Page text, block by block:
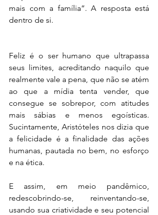
mais com a família”. A resposta está
dentro de si.
Feliz é o ser humano que ultrapassa
seus limites, acreditando naquilo que
realmente vale a pena, que não se atém
ao que a mídia tenta vender, que
consegue se sobrepor, com atitudes
mais sábias e menos egoísticas.
Sucintamente, Aristóteles nos dizia que
a felicidade é a finalidade das ações
humanas, pautada no bem, no esforço
e na ética.
E assim, em meio pandêmico,
redescobrindo-se, reinventando-se,
usando sua criatividade e seu potencial